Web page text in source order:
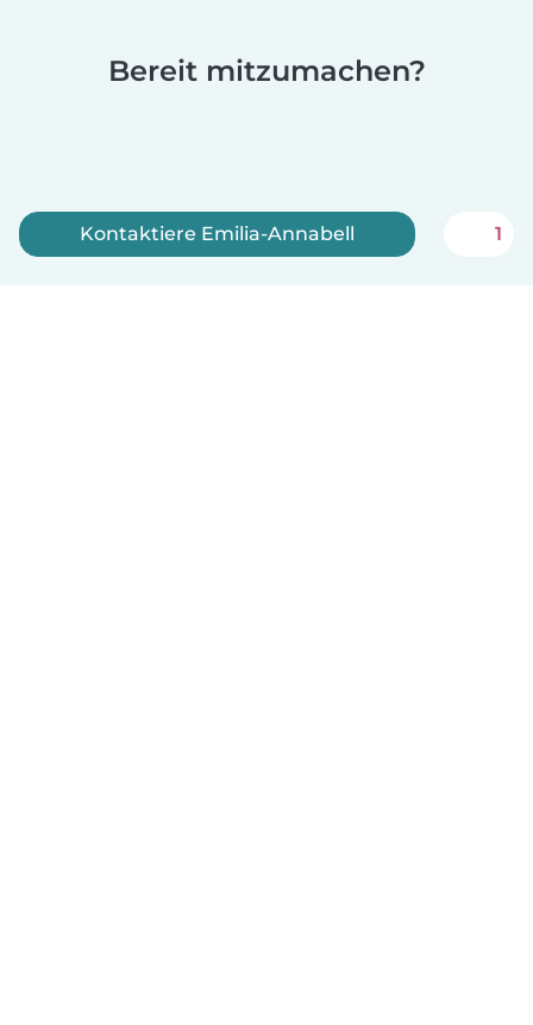
Bereit mitzumachen?
Kontaktiere Emilia-Annabell 1